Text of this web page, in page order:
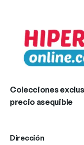
Colecciones
precio asequible
Dirección